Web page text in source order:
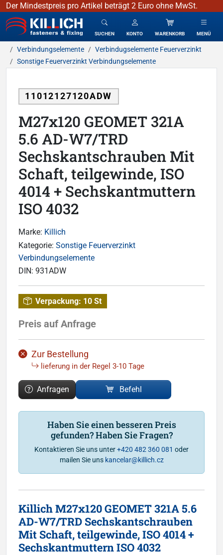
Der Mindestpreis pro Artikel beträgt 2 Euro ohne MwSt.
KILLICH - Verbindungselemente
SUCHEN KONTO WARENKORB MENÜ
Verbindungselemente
Verbindugselemente Feuerverzinkt
Sonstige Feuerverzinkt Verbindungselemente
11012127120ADW
M27x120 GEOMET 321A
5.6 AD-W7/TRD
Sechskantschrauben Mit
Schaft, teilgewinde, ISO
4014 + Sechskantmuttern
ISO 4032
Marke: Killich
Kategorie: Sonstige Feuerverzinkt
Verbindungselemente
DIN: 931ADW
Verpackung: 10 St
Preis auf Anfrage
Zur Bestellung
lieferung in der Regel 3-10 Tage
Anfragen Befehl
Haben Sie einen besseren Preis
gefunden? Haben Sie Fragen?
Kontaktieren Sie uns unter+420 482 360 081 oder
mailen Sie uns kancelar@killich.cz
Killich M27x120 GEOMET 321A 5.6
AD-W7/TRD Sechskantschrauben
Mit Schaft, teilgewinde, ISO 4014 +
Sechskantmuttern ISO 4032